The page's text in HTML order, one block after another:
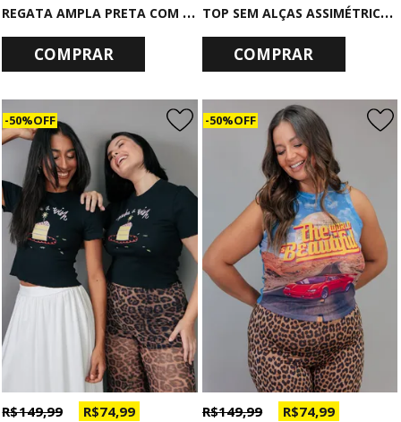
R
EGATA AMPLA PRETA COM SILK STARBORN
COMPRAR
T
OP SEM ALÇAS ASSIMÉTRICO COM ABERTURA MARROM
COMPRAR
50% OFF
R$ 149,99 R$ 74,99
50% OFF
R$ 149,99 R$ 74,99